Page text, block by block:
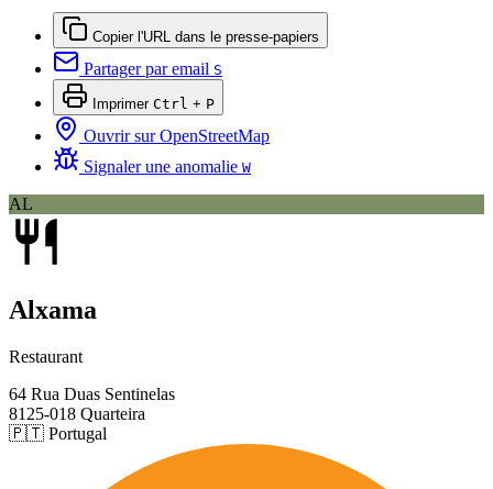
Copier l'URL dans le presse-papiers
Partager par email S
Imprimer Ctrl + P
Ouvrir sur OpenStreetMap
Signaler une anomalie W
AL
Alxama
Restaurant
64 Rua Duas Sentinelas
8125-018 Quarteira
🇵🇹 Portugal